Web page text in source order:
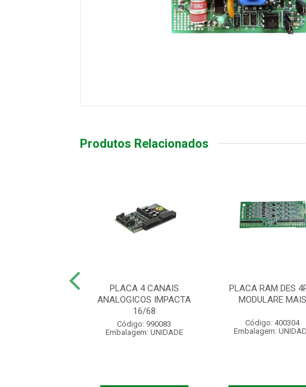
Produtos Relacionados
PLACA 4 CANAIS
ANALOGICOS IMPACTA
16/68
Código: 990083
Embalagem: UNIDADE
PLACA RAM DES
MODULARE MAIS
Código: 400304
Embalagem: